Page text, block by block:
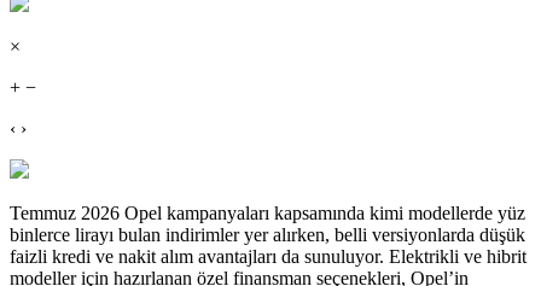
×
+ −
‹ ›
Temmuz 2026 Opel kampanyaları kapsamında kimi modellerde yüz
binlerce lirayı bulan indirimler yer alırken, belli versiyonlarda düşük
faizli kredi ve nakit alım avantajları da sunuluyor. Elektrikli ve hibrit
modeller için hazırlanan özel finansman seçenekleri, Opel’in